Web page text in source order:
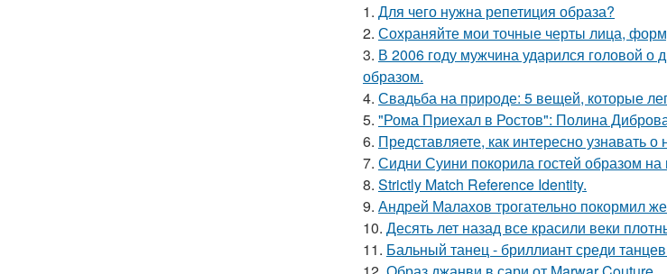
1. Для чего нужна репетиция образа?
2. Сохраняйте мои точные черты лица,
3. В 2006 году мужчина ударился головой о
образом.
4. Свадьба на природе: 5 вещей, которые
5. "Рома Приехал в Ростов": Полина
6. Представляете, как интересно узнавать
7. Сидни Суини покорила гостей образом
8. Strictly Match Reference Identity.
9. Андрей Малахов трогательно покормил
10. Десять лет назад все красили веки
11. Бальный танец - бриллиант среди